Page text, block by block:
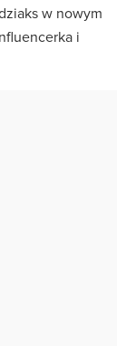
w nowym
i